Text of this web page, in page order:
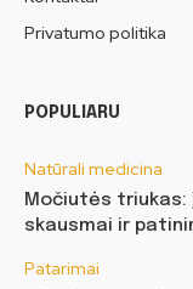
Privatumo politika
POPULIARU
Natūrali medicina
Močiutės triukas:
skausmai ir
Patarimai